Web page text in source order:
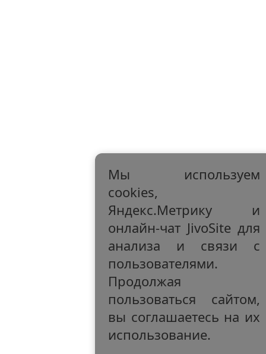
Мы используем
cookies,
Яндекс.Метрику и
онлайн-чат JivoSite для
анализа и связи с
пользователями.
Продолжая
пользоваться сайтом,
вы соглашаетесь на их
использование.